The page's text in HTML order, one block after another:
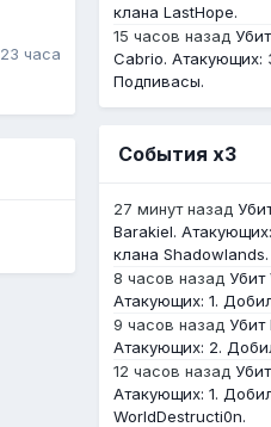
23 часа
клана LastHope.
15 часов назад
Cabrio. Атакующих:
Подпивасы.
События х3
27 минут назад
Barakiel.
клана Shadowlands.
8 часов назад Убит
Атакующих: 1.
9 часов назад Убит
Атакующих: 2.
12 часов назад
Атакующих: 1.
WorldDestructi0n.